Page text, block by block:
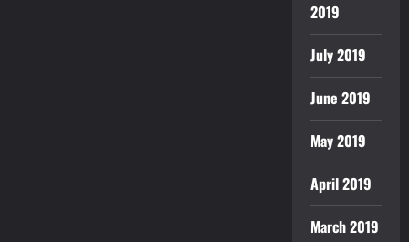
2019
July 2019
June 2019
May 2019
April 2019
March 2019